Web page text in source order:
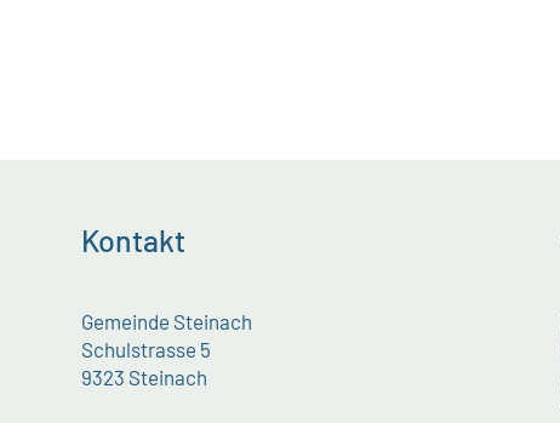
Kontakt
Gemeinde Steinach
Schulstrasse 5
9323 Steinach